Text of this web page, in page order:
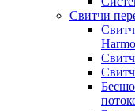
Свитчи